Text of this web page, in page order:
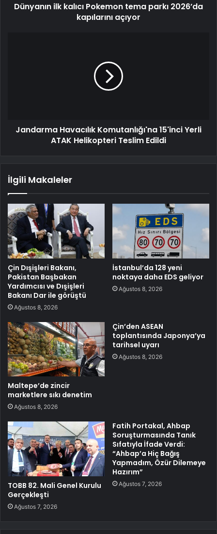
Dünyanın ilk kalıcı Pokemon tema parkı 2026’da
kapılarını açıyor
Jandarma Havacılık Komutanlığı'na 15'inci Yerli
ATAK Helikopteri Teslim Edildi
İlgili Makaleler
Çin Dışişleri Bakanı,
Pakistan Başbakan
Yardımcısı ve Dışişleri
Bakanı Dar ile görüştü
Ağustos 8, 2026
İstanbul’da 128 yeni
noktaya daha EDS geliyor
Ağustos 8, 2026
Maltepe’de zincir
marketlere sıkı denetim
Ağustos 8, 2026
Çin’den ASEAN
toplantısında Japonya’ya
tarihsel uyarı
Ağustos 8, 2026
TOBB 82. Mali Genel Kurulu
Gerçekleşti
Ağustos 7, 2026
Fatih Portakal, Ahbap
Soruşturmasında Tanık
Sıfatıyla İfade Verdi:
“Ahbap’a Hiç Bağış
Yapmadım, Özür Dilemeye
Hazırım”
Ağustos 7, 2026